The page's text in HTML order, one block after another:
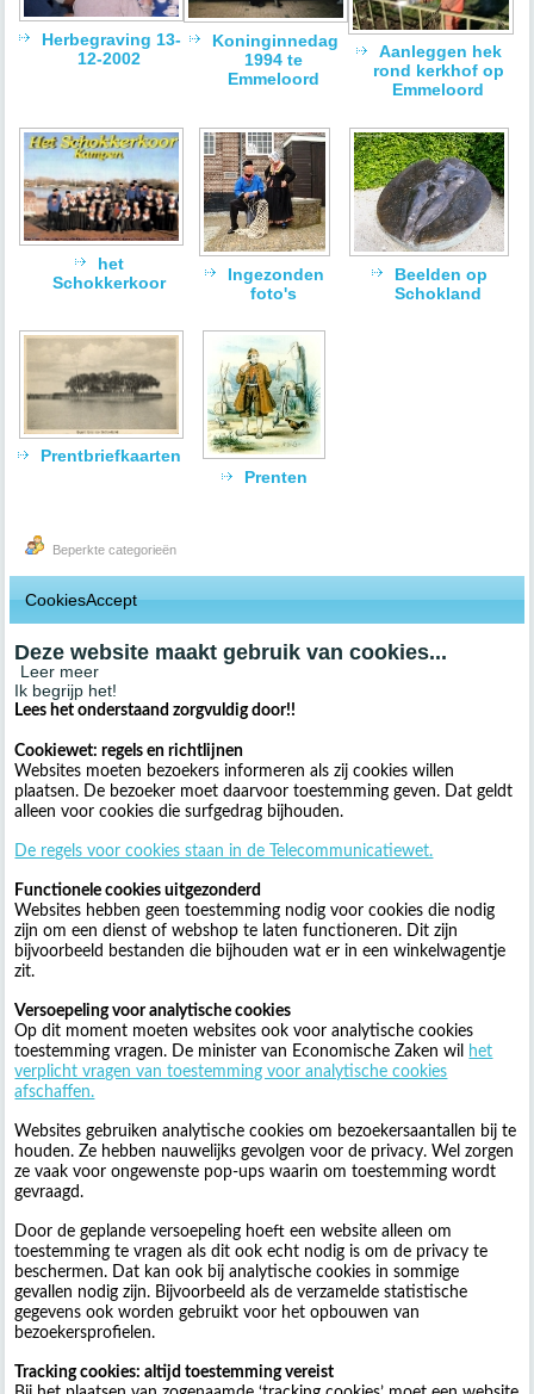
Herbegraving 13-
12-2002
Koninginnedag
1994 te
Emmeloord
Aanleggen hek
rond kerkhof op
Emmeloord
het
Schokkerkoor
Ingezonden
foto's
Beelden op
Schokland
Prentbriefkaarten
Prenten
Beperkte categorieën
CookiesAccept
Deze website maakt gebruik van cookies...
Leer meer
Ik begrijp het!
Lees het onderstaand zorgvuldig door!!
Cookiewet: regels en richtlijnen
Websites moeten bezoekers informeren als zij cookies willen
plaatsen. De bezoeker moet daarvoor toestemming geven. Dat geldt
alleen voor cookies die surfgedrag bijhouden.
De regels voor cookies staan in de Telecommunicatiewet.
Functionele cookies uitgezonderd
Websites hebben geen toestemming nodig voor cookies die nodig
zijn om een dienst of webshop te laten functioneren. Dit zijn
bijvoorbeeld bestanden die bijhouden wat er in een winkelwagentje
zit.
Versoepeling voor analytische cookies
Op dit moment moeten websites ook voor analytische cookies
toestemming vragen. De minister van Economische Zaken wil
het
verplicht vragen van toestemming voor analytische cookies
afschaffen.
Websites gebruiken analytische cookies om bezoekersaantallen bij te
houden. Ze hebben nauwelijks gevolgen voor de privacy. Wel zorgen
ze vaak voor ongewenste pop-ups waarin om toestemming wordt
gevraagd.
Door de geplande versoepeling hoeft een website alleen om
toestemming te vragen als dit ook echt nodig is om de privacy te
beschermen. Dat kan ook bij analytische cookies in sommige
gevallen nodig zijn. Bijvoorbeeld als de verzamelde statistische
gegevens ook worden gebruikt voor het opbouwen van
bezoekersprofielen.
Tracking cookies: altijd toestemming vereist